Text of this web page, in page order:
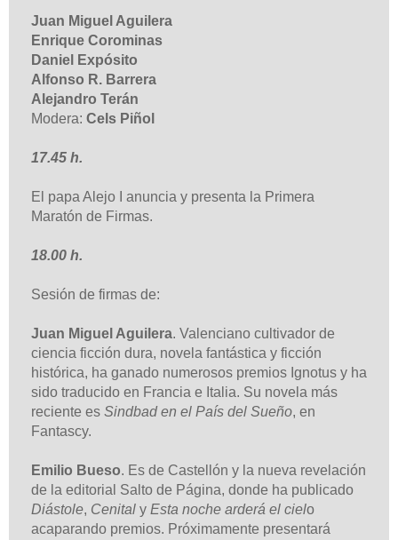
Juan Miguel Aguilera
Enrique Corominas
Daniel Expósito
Alfonso R. Barrera
Alejandro Terán
Modera: Cels Piñol
17.45 h.
El papa Alejo I anuncia y presenta la Primera
Maratón de Firmas.
18.00 h.
Sesión de firmas de:
Juan Miguel Aguilera. Valenciano cultivador de
ciencia ficción dura, novela fantástica y ficción
histórica, ha ganado numerosos premios Ignotus y ha
sido traducido en Francia e Italia. Su novela más
reciente es Sindbad en el País del Sueño, en
Fantascy.
Emilio Bueso. Es de Castellón y la nueva revelación
de la editorial Salto de Página, donde ha publicado
Diástole, Cenital y Esta noche arderá el cielo
acaparando premios. Próximamente presentará